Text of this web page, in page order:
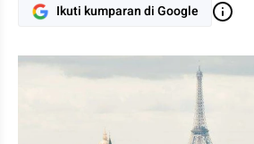
Ikuti kumparan di Google